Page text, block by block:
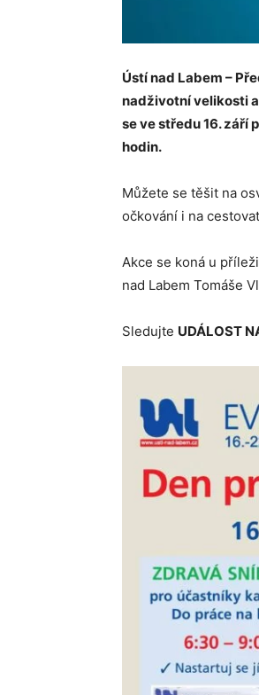
Ústí nad Labem –
nadživotní velikosti
se ve středu 16. září
hodin.
Můžete se těšit na
očkování i na
Akce se koná u
nad Labem Tomáše
Sledujte UDÁLOST